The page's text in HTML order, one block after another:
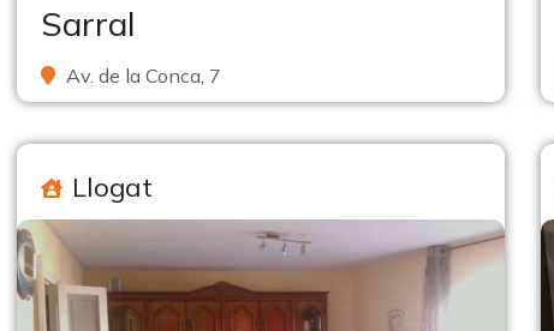
Sarral
Av. de la Conca, 7
Llogat